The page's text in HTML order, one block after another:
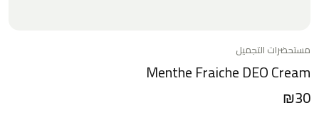
مستحضرات التجميل
Menthe Fraiche DEO Cream
₪30